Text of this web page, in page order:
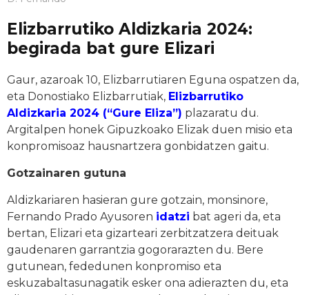
Elizbarrutiko Aldizkaria 2024:
begirada bat gure Elizari
Gaur, azaroak 10, Elizbarrutiaren Eguna ospatzen da,
eta Donostiako Elizbarrutiak, Elizbarrutiko
Aldizkaria 2024 (“Gure Eliza”) plazaratu du.
Argitalpen honek Gipuzkoako Elizak duen misio eta
konpromisoaz hausnartzera gonbidatzen gaitu.
Gotzainaren gutuna
Aldizkariaren hasieran gure gotzain, monsinore,
Fernando Prado Ayusoren idatzi bat ageri da, eta
bertan, Elizari eta gizarteari zerbitzatzera deituak
gaudenaren garrantzia gogorarazten du. Bere
gutunean, fededunen konpromiso eta
eskuzabaltasunagatik esker ona adierazten du, eta